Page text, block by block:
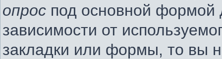
опрос под основной формой
зависимости от
закладки или формы, то вы